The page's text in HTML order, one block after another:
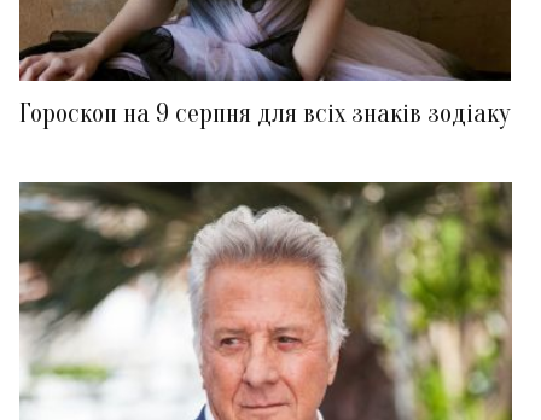
Гороскоп на 9 серпня для всіх знаків зодіаку